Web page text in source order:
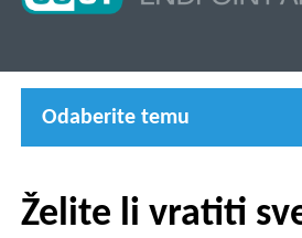
Odaberite temu
Želite li vratiti